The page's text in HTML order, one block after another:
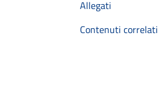
Allegati
Contenuti correlati